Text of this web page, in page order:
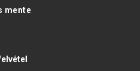
mente